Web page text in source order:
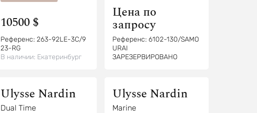
10500 $
Референс: 263-92LE-3C/9
23-RG
В наличии: Екатеринбург
Цена по
запросу
Референс: 6102-130/SAMO
URAI
ЗАРЕЗЕРВИРОВАНО
Ulysse Nardin
Dual Time
Ulysse Nardin
Marine